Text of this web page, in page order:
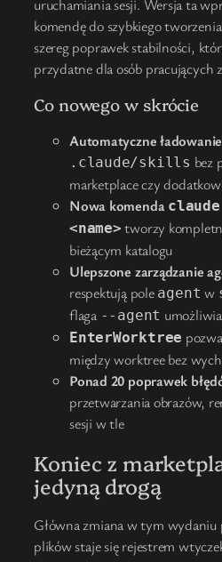
uruchamiania sesji. Wersja ta
komendę do szybkiego
szereg poprawek stabilności,
przydatne dla osób pracujących
Co nowego w skrócie
Automatyczne
.claude/skills bez
marketplace czy
Nowa komenda
<name> tworzy
bieżącym katalogu
Ulepszone zarządzanie
respektują pole agent w
flaga --agent
EnterWorktree
między worktree bez
Ponad 20 poprawek
przetwarzania obrazów,
sesji w tle
Koniec z
jedyną drogą
Główna zmiana w tym wydaniu
plików staje się rejestrem